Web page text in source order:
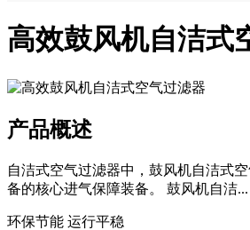
高效鼓风机自洁式
产品概述
自洁式空气过滤器中，鼓风机自洁式
备的核心进气保障装备。 鼓风机自洁...
环保节能 运行平稳